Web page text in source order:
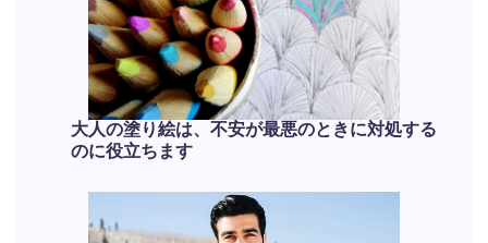
大人の塗り絵は、不安が最悪のときに対処する
のに役立ちます